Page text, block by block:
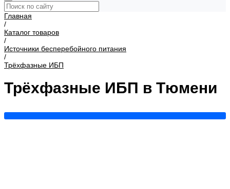
Главная
/
Каталог товаров
/
Источники бесперебойного питания
/
Трёхфазные ИБП
Трёхфазные ИБП в Тюмени